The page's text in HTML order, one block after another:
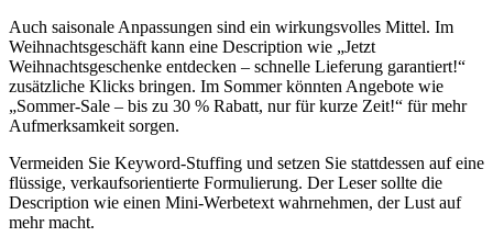
Auch saisonale Anpassungen sind ein wirkungsvolles Mittel. Im
Weihnachtsgeschäft kann eine Description wie „Jetzt
Weihnachtsgeschenke entdecken – schnelle Lieferung garantiert!“
zusätzliche Klicks bringen. Im Sommer könnten Angebote wie
„Sommer-Sale – bis zu 30 % Rabatt, nur für kurze Zeit!“ für mehr
Aufmerksamkeit sorgen.
Vermeiden Sie Keyword-Stuffing und setzen Sie stattdessen auf eine
flüssige, verkaufsorientierte Formulierung. Der Leser sollte die
Description wie einen Mini-Werbetext wahrnehmen, der Lust auf
mehr macht.